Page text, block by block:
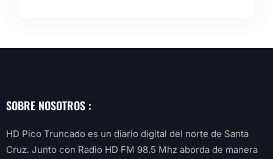
SOBRE NOSOTROS :
HD Pico Truncado es un diario digital del norte de Santa
Cruz. Junto con Radio HD FM 98.5 Mhz aborda de manera